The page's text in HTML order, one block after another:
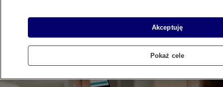
Akceptuję
Pokaż cele